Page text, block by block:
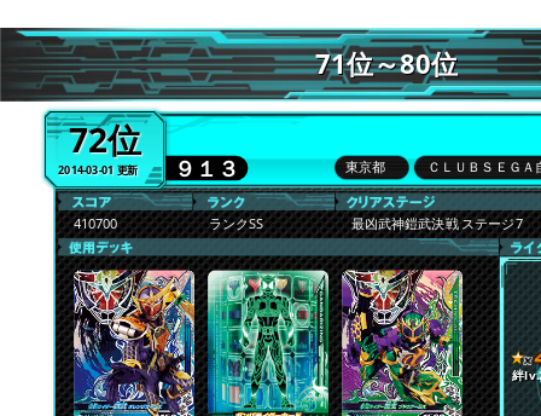
71位～80位
72位
2014-03-01 更新 ９１３ 東京都 ＣＬＵＢＳＥＧＡ
410700 ランクSS 最凶武神鎧武決戦 ステージ7
絆